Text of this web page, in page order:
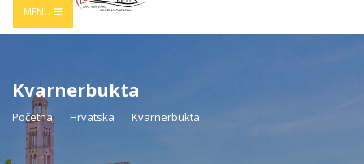
MENU
Kvarnerbukta
Početna Hrvatska Kvarnerbukta